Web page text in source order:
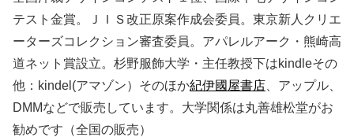
テスト金賞。ＪＩＳ改正原案作成会委員。東京新人クリエ
ーターズコレクション審査委員。アパレルアーク・熊崎高
道ネット賞設立。杉野服飾大学・主任教授下はkindleその
他：kindel(アマゾン）そのほか紀伊國屋書店 、アップル、
DMMなどで販売しています。大学関係は丸善雄松堂がお
勧めです（全国の販売）